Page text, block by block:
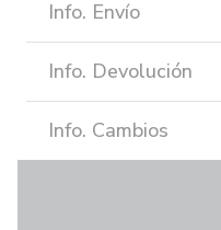
Info. Envío
Info. Devolución
Info. Cambios